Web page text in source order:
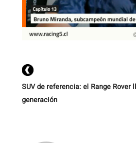
SUV de referencia: el Range Rover
generación